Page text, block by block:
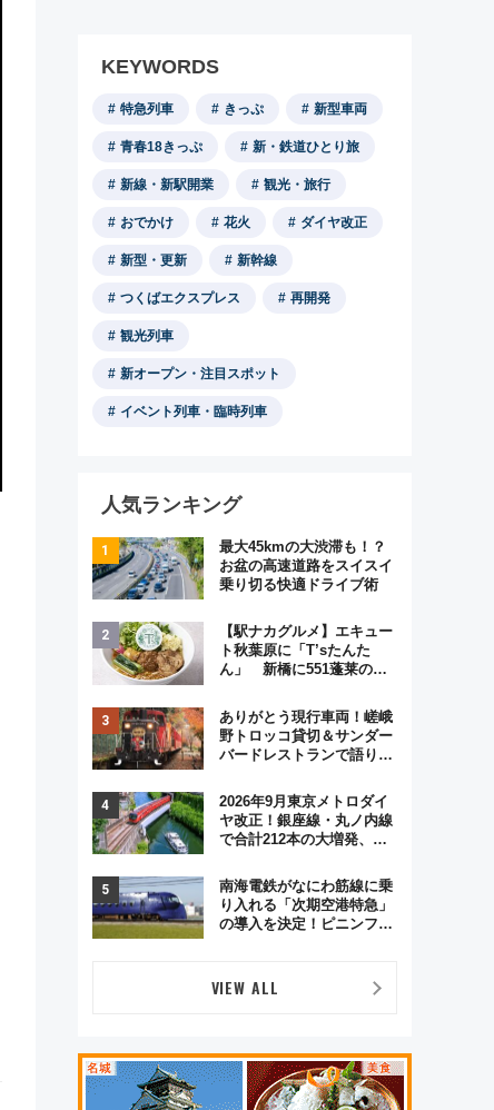
KEYWORDS
特急列車 きっぷ 新型車両
青春18きっぷ 新・鉄道ひとり旅
新線・新駅開業 観光・旅行
おでかけ 花火 ダイヤ改正
新型・更新 新幹線
つくばエクスプレス 再開発
観光列車
新オープン・注目スポット
イベント列車・臨時列車
人気ランキング
最大45kmの大渋滞も！？
お盆の高速道路をスイスイ
乗り切る快適ドライブ術
【駅ナカグルメ】エキュー
ト秋葉原に「T’sたんた
ん」 新橋に551蓬莱の
オムライス専門店「肉とた
まご」新グルメ続々登場！
【2026年8月】
ありがとう現行車両！嵯峨
野トロッコ貸切＆サンダー
バードレストランで語り合
原トシヒロと行く！9月13
日「京都の鉄道満喫ツア
ー」開催
2026年9月東京メトロダイ
ヤ改正！銀座線・丸ノ内線
で合計212本の大増発、混
南海電鉄がなにわ筋線に乗
り入れる「次期空港特急」
の導入を決定！ピニンファ
VIEW ALL